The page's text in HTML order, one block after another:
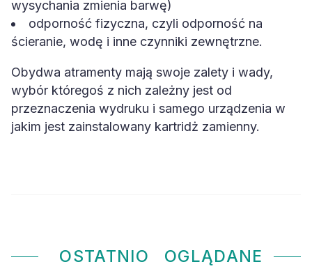
wysychania zmienia barwę)
odporność fizyczna, czyli odporność na
ścieranie, wodę i inne czynniki zewnętrzne.
Obydwa atramenty mają swoje zalety i wady,
wybór któregoś z nich zależny jest od
przeznaczenia wydruku i samego urządzenia w
jakim jest zainstalowany kartridż zamienny.
OSTATNIO OGLĄDANE